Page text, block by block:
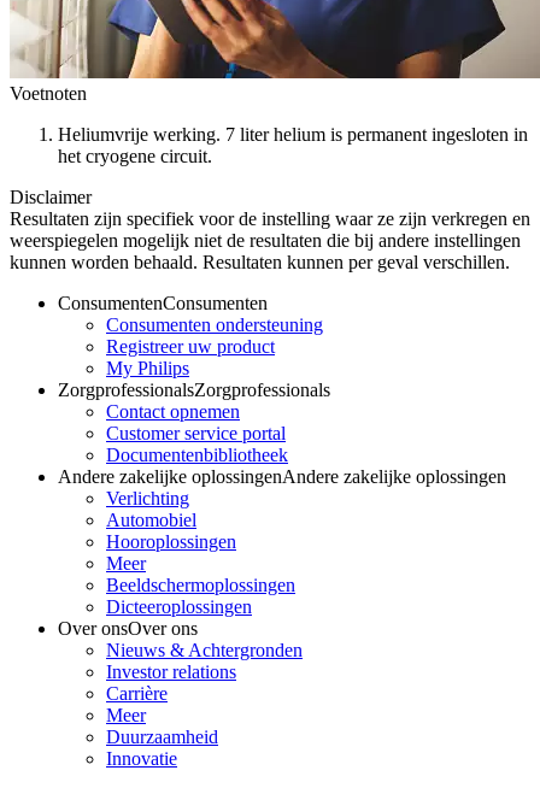
Voetnoten
Heliumvrije werking. 7 liter helium is permanent ingesloten in
het cryogene circuit.
Disclaimer
Resultaten zijn specifiek voor de instelling waar ze zijn verkregen en
weerspiegelen mogelijk niet de resultaten die bij andere instellingen
kunnen worden behaald. Resultaten kunnen per geval verschillen.
ConsumentenConsumenten
Consumenten ondersteuning
Registreer uw product
My Philips
ZorgprofessionalsZorgprofessionals
Contact opnemen
Customer service portal
Documentenbibliotheek
Andere zakelijke oplossingenAndere zakelijke oplossingen
Verlichting
Automobiel
Hooroplossingen
Meer
Beeldschermoplossingen
Dicteeroplossingen
Over onsOver ons
Nieuws & Achtergronden
Investor relations
Carrière
Meer
Duurzaamheid
Innovatie